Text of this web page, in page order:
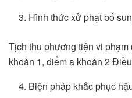
Hình thức xử phạt bổ
Tịch thu phương tiện vi
khoản 1, điểm a khoản 2
Biện pháp khắc phục